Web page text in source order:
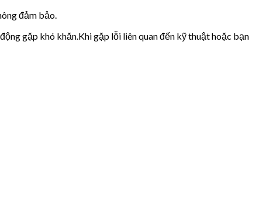
đảm bảo.
gặp khó khăn.Khi gặp lỗi liên quan đến kỹ thuật hoặc bạn